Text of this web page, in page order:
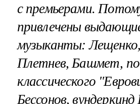
с премьерами.
привлечены
музыканты:
Плетнев, Башмет,
классического
Бессонов, вундеркинд